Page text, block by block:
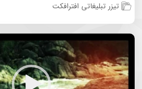
تیزر تبلیغاتی افترافکت